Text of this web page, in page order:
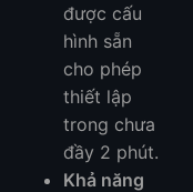
được cấu
hình sẵn
cho phép
thiết lập
trong chưa
đầy 2 phút.
Khả năng